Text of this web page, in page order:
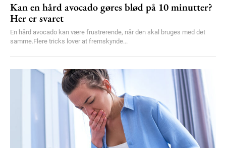
Kan en hård avocado gøres blød på 10 minutter?
Her er svaret
En hård avocado kan være frustrerende, når den skal bruges med det
samme.Flere tricks lover at fremskynde...